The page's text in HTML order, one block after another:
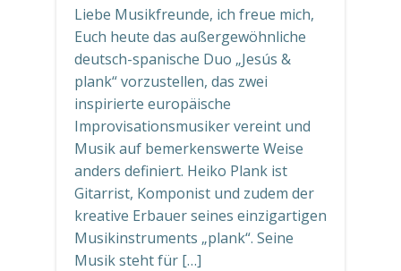
Liebe Musikfreunde, ich freue mich,
Euch heute das außergewöhnliche
deutsch-spanische Duo „Jesús &
plank“ vorzustellen, das zwei
inspirierte europäische
Improvisationsmusiker vereint und
Musik auf bemerkenswerte Weise
anders definiert. Heiko Plank ist
Gitarrist, Komponist und zudem der
kreative Erbauer seines einzigartigen
Musikinstruments „plank“. Seine
Musik steht für […]